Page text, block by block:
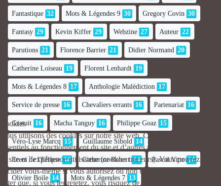
Fantastique 32 Mots & Légendes 9 30 Gregory Covin 30
Fantasy 29 Kevin Kiffer 29 Webzine 27 Auteur 22
Parutions 21 Florence Barrier 21 Didier Normand 20
Catherine Loiseau 19 Florent Lenhardt 19
Mots & Légendes 8 17 Anthologie Malédiction 17
Service de presse 16 Chevaliers errants 16 Partenariat 16
Gratuit 16 Macha Tanguy 16 Philippe Goaz 15
Véro-Lyse Marcq 15 Guillaume Sibold 14
Erem de l'Ellipse 14 Catherine Robert 14 Pascal Vitte 14
Olivier Boile 14 Mots & Légendes 7 13
Cookies
Nous utilisons des cookies sur notre site web. Certains d’entre eux sont
essentiels au fonctionnement du site et d’autres nous aident à améliorer
ce site et l’expérience utilisateur (cookies traceurs). Vous pouvez
décider vous-même si vous autorisez ou non ces cookies. Merci de
noter que, si vous les rejetez, vous risquez de ne pas pouvoir utiliser